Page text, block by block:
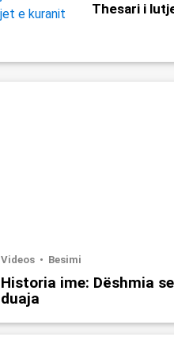
Thesari i
Videos Besimi
Historia ime: Dëshmia
duaja